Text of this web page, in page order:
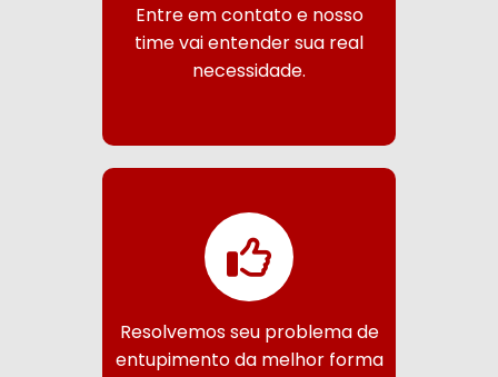
Entre em contato e nosso
time vai entender sua real
necessidade.
Resolvemos seu problema de
entupimento da melhor forma